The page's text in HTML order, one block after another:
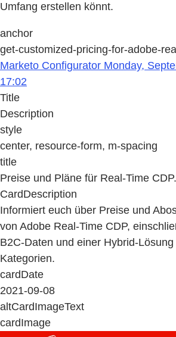
Umfang erstellen könnt.
anchor
get-customized-pricing-for-adobe-
Marketo Configurator Monday,
17:02
Title
Description
style
center, resource-form, m-spacing
title
Preise und Pläne für Real-Time CDP.
CardDescription
Informiert euch über Preise und
von Adobe Real-Time CDP,
B2C-Daten und einer Hybrid-
Kategorien.
cardDate
2021-09-08
altCardImageText
cardImage